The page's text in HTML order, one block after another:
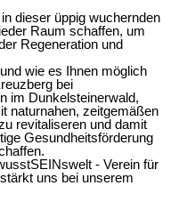
dieser üppig wuchernden
Raum schaffen, um
Regeneration und
wie es Ihnen möglich
bei
im Dunkelsteinerwald,
naturnahen, zeitgemäßen
revitaliseren und damit
Gesundheitsförderung
- Verein für
uns bei unserem